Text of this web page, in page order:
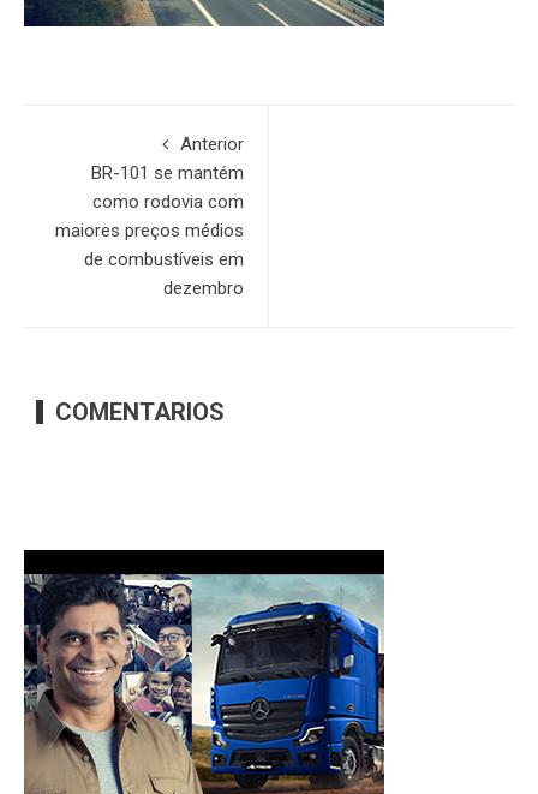
Anterior
BR-101 se mantém
como rodovia com
maiores preços médios
de combustíveis em
dezembro
COMENTARIOS